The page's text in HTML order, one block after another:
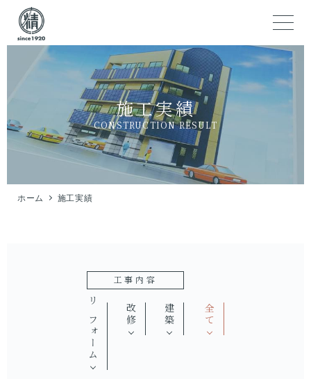
施工実績
CONSTRUCTION RESULT
ホーム 施工実績
工事内容
建築
改修
リフォーム 全て